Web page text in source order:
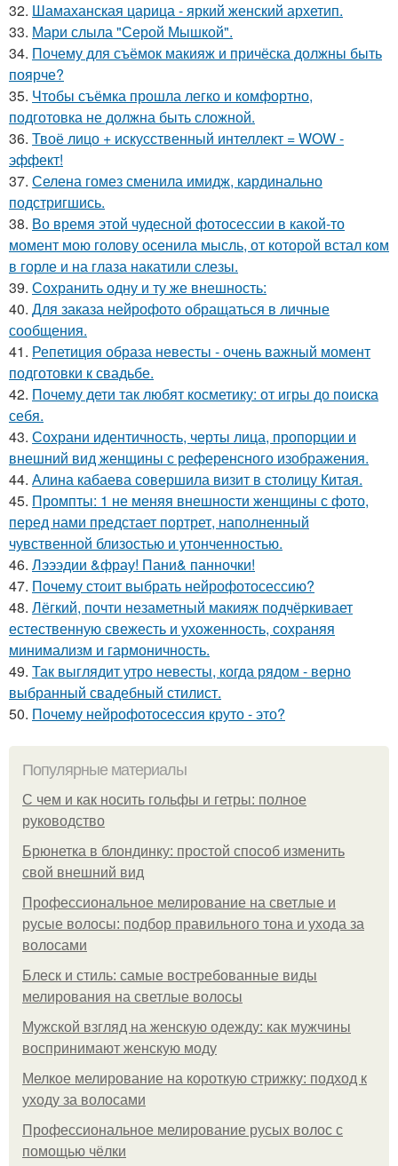
32. Шамаханская царица - яркий женский архетип.
33. Мари слыла "Серой Мышкой".
34. Почему для съёмок макияж и причёска должны быть
поярче?
35. Чтобы съёмка прошла легко и комфортно,
подготовка не должна быть сложной.
36. Твоё лицо + искусственный интеллект = WOW -
эффект!
37. Селена гомез сменила имидж, кардинально
подстригшись.
38. Во время этой чудесной фотосессии в какой-то
момент мою голову осенила мысль, от которой встал ком
в горле и на глаза накатили слезы.
39. Сохранить одну и ту же внешность:
40. Для заказа нейрофото обращаться в личные
сообщения.
41. Репетиция образа невесты - очень важный момент
подготовки к свадьбе.
42. Почему дети так любят косметику: от игры до поиска
себя.
43. Сохрани идентичность, черты лица, пропорции и
внешний вид женщины с референсного изображения.
44. Алина кабаева совершила визит в столицу Китая.
45. Промпты: 1 не меняя внешности женщины с фото,
перед нами предстает портрет, наполненный
чувственной близостью и утонченностью.
46. Лэээдии &фрау! Пани& панночки!
47. Почему стоит выбрать нейрофотосессию?
48. Лёгкий, почти незаметный макияж подчёркивает
естественную свежесть и ухоженность, сохраняя
минимализм и гармоничность.
49. Так выглядит утро невесты, когда рядом - верно
выбранный свадебный стилист.
50. Почему нейрофотосессия круто - это?
Популярные материалы
С чем и как носить гольфы и гетры: полное
руководство
Брюнетка в блондинку: простой способ изменить
свой внешний вид
Профессиональное мелирование на светлые и
русые волосы: подбор правильного тона и ухода за
волосами
Блеск и стиль: самые востребованные виды
мелирования на светлые волосы
Мужской взгляд на женскую одежду: как мужчины
воспринимают женскую моду
Мелкое мелирование на короткую стрижку: подход к
уходу за волосами
Профессиональное мелирование русых волос с
помощью чёлки